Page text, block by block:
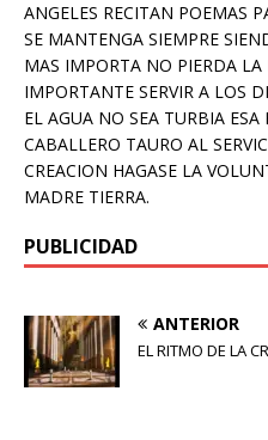
ANGELES RECITAN POEMAS
SE MANTENGA SIEMPRE
MAS IMPORTA NO PIERDA LA
IMPORTANTE SERVIR A LOS
EL AGUA NO SEA TURBIA ESA
CABALLERO TAURO AL
CREACION HAGASE LA
MADRE TIERRA.
PUBLICIDAD
ANTERIOR
EL RITMO DE LA